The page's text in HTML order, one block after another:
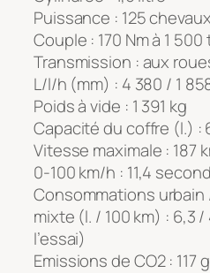
Puissance : 125 chevaux
Couple : 170 Nm à 1
Transmission : aux
L/l/h (mm) : 4 380 / 1
Poids à vide : 1 391 kg
Capacité du coffre (l.) :
Vitesse maximale : 187
0-100 km/h : 11,4
Consommations
mixte (l. / 100 km) : 6,3
l’essai)
Emissions de CO2 : 117